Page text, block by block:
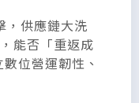
，供應鏈大洗
能否「重返成
位營運韌性、